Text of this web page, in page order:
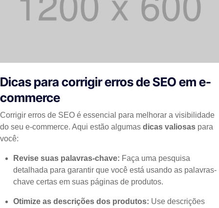
Dicas para corrigir erros de SEO em e-
commerce
Corrigir erros de SEO é essencial para melhorar a visibilidade
do seu e-commerce. Aqui estão algumas dicas valiosas para
você:
Revise suas palavras-chave: Faça uma pesquisa
detalhada para garantir que você está usando as palavras-
chave certas em suas páginas de produtos.
Otimize as descrições dos produtos: Use descrições